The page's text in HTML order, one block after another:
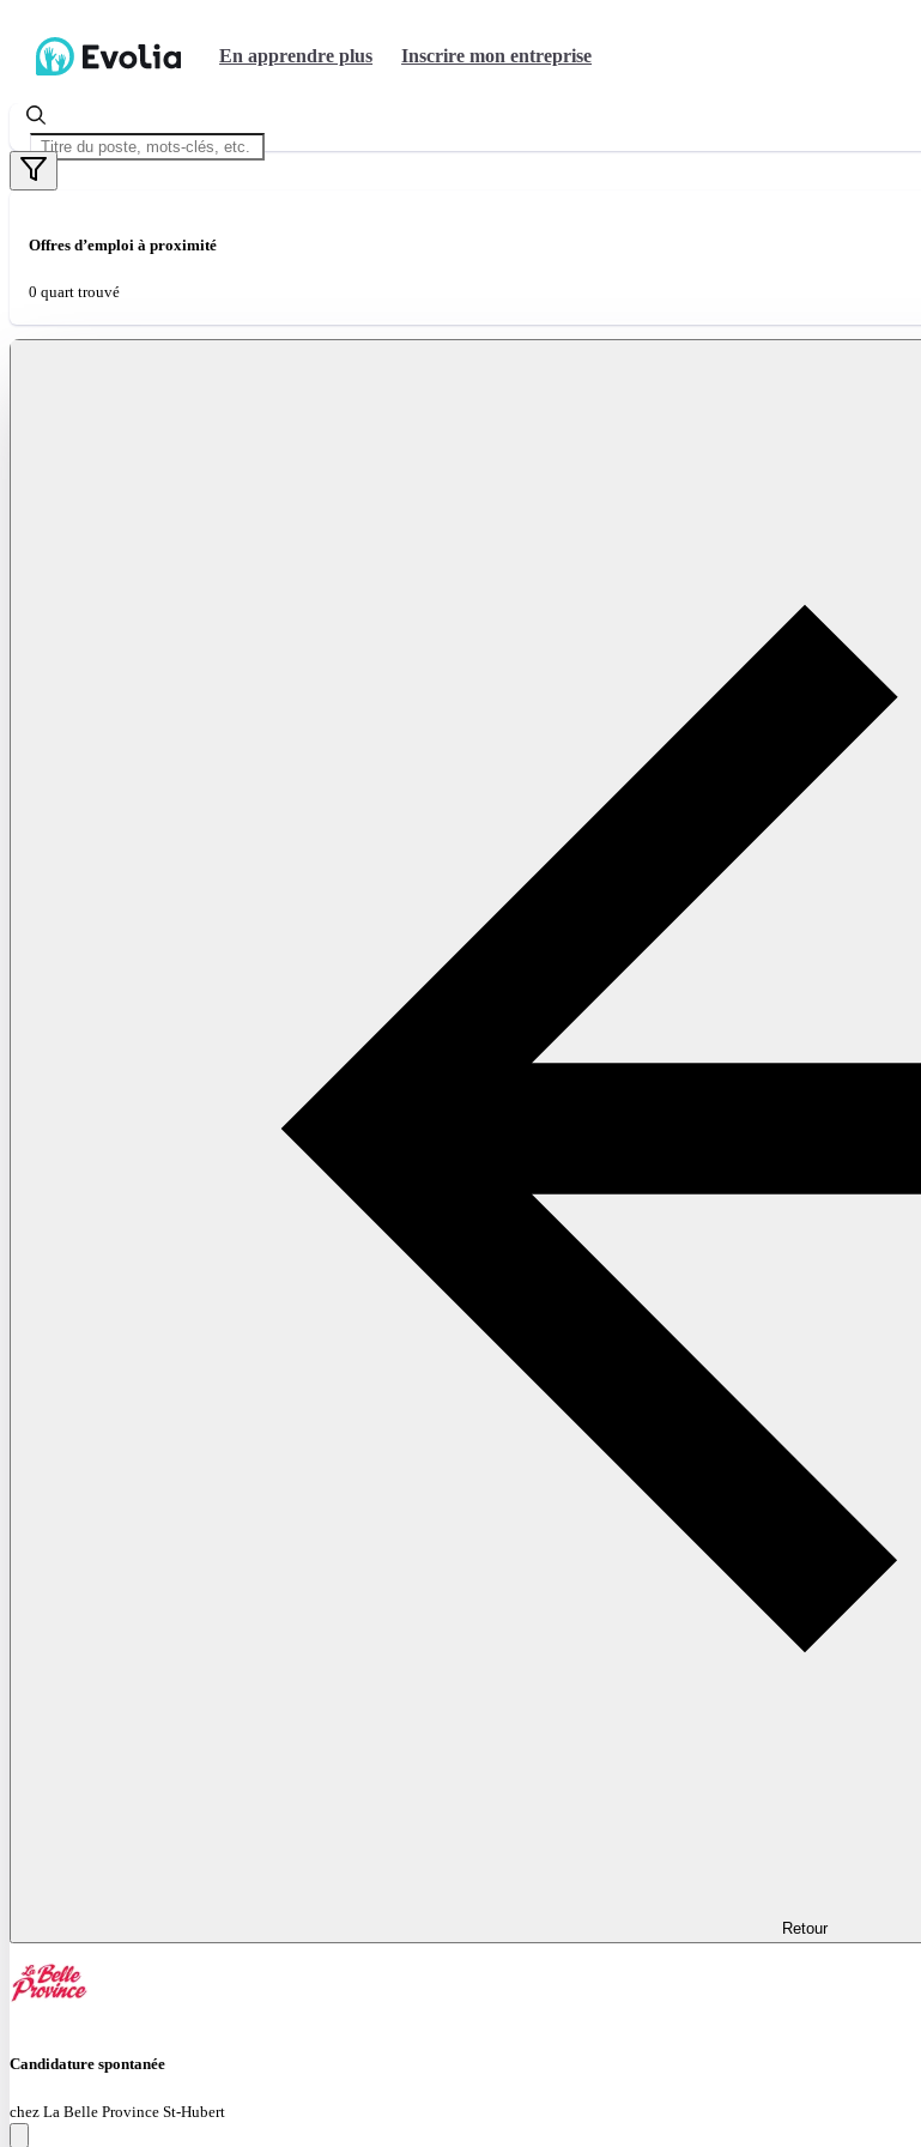
En apprendre plus Inscrire mon entreprise
Offres d’emploi à proximité
0 quart trouvé
Retour
Candidature spontanée
chez La Belle Province St-Hubert